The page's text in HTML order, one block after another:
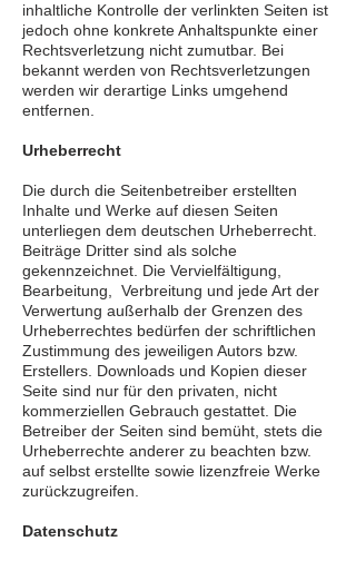
inhaltliche Kontrolle der verlinkten Seiten ist
jedoch ohne konkrete Anhaltspunkte einer
Rechtsverletzung nicht zumutbar. Bei
bekannt werden von Rechtsverletzungen
werden wir derartige Links umgehend
entfernen.
Urheberrecht
Die durch die Seitenbetreiber erstellten
Inhalte und Werke auf diesen Seiten
unterliegen dem deutschen Urheberrecht.
Beiträge Dritter sind als solche
gekennzeichnet. Die Vervielfältigung,
Bearbeitung, Verbreitung und jede Art der
Verwertung außerhalb der Grenzen des
Urheberrechtes bedürfen der schriftlichen
Zustimmung des jeweiligen Autors bzw.
Erstellers. Downloads und Kopien dieser
Seite sind nur für den privaten, nicht
kommerziellen Gebrauch gestattet. Die
Betreiber der Seiten sind bemüht, stets die
Urheberrechte anderer zu beachten bzw.
auf selbst erstellte sowie lizenzfreie Werke
zurückzugreifen.
Datenschutz